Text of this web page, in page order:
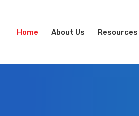
Home About Us Resources